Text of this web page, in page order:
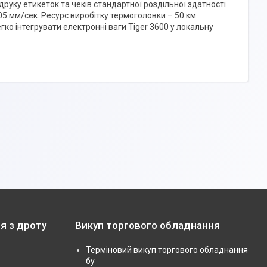
етикеток та чеків стандартної роздільної здатності
мм/сек. Ресурс виробітку термоголовки – 50 км
інтегрувати електронні ваги Tiger 3600 у локальну
з дроту Викуп торгового обладнання
Терміновий викуп торгового обладнання
бу